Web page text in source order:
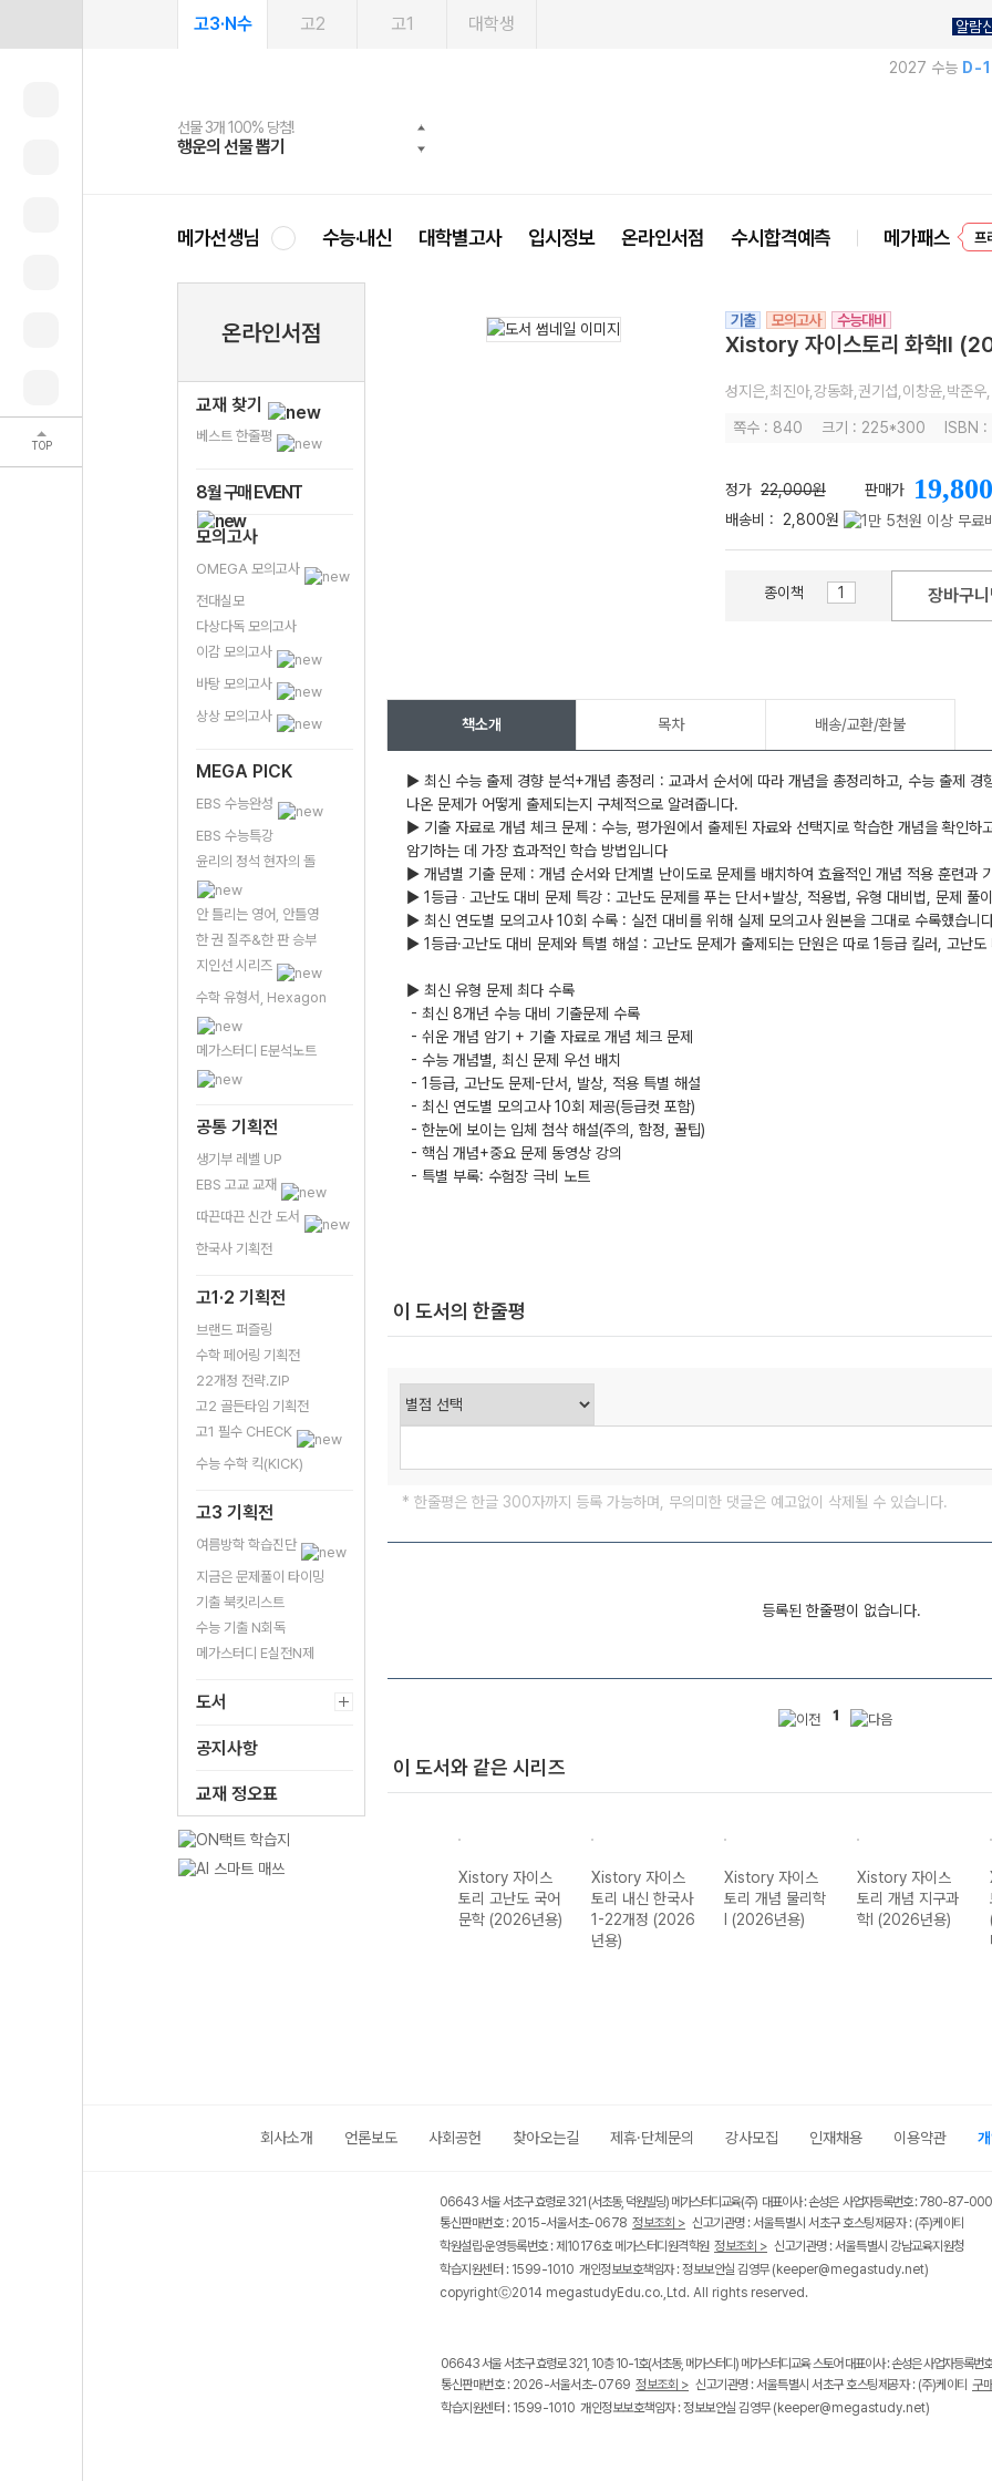
TOP
고3·N수 고2 고1 대학생 알람
2027 수능 D-
선물 3개 100% 당첨!
행운의 선물 뽑기
선물 100% 증정!
메가스터디 X 올리브
여름방학 스터디 캐시백
메가런 썸머스쿨
2027 러셀 단과
강사 공개선발
스마트러닝앱
설문 EVENT
메가패스
3일 무료 체험권
메가패스 수강생 무료혜택!
메가클럽 멤버십
사회공헌 캠페인
희망이룸 메가나눔
메가선생님 수능·내신 대학별고사 입시정보 온라인서점 수시합격예측 메가패스
온라인서점
교재 찾기
베스트 한줄평
8월 구매 EVENT
모의고사
OMEGA 모의고사
전대실모
다상다독 모의고사
이감 모의고사
바탕 모의고사
상상 모의고사
MEGA PICK
EBS 수능완성
EBS 수능특강
윤리의 정석 현자의 돌
안 틀리는 영어, 안틀영
한 권 질주&한 판 승부
지인선 시리즈
수학 유형서, Hexagon
메가스터디 E분석노트
공통 기획전
생기부 레벨 UP
EBS 고교 교재
따끈따끈 신간 도서
한국사 기획전
고1·2 기획전
브랜드 퍼즐링
수학 페어링 기획전
22개정 전략.ZIP
고2 골든타임 기획전
고1 필수 CHECK
수능 수학 킥(KICK)
고3 기획전
여름방학 학습진단
지금은 문제풀이 타이밍
기출 북킷리스트
수능 기출 N회독
메가스터디 E실전N제
도서
공지사항
교재 정오표
기출 모의고사 수능대비
Xistory 자이스토리 화학II
성지은,최진아,강동화,권기섭,이창윤,박준
쪽수 : 840 크기 : 225*300 ISBN
정가 22,000원 판매가 19,800
배송비 : 2,800원
종이책 장바구
책소개 목차 배송/교환/환불
▶ 최신 수능 출제 경향 분석+개념 총정리 : 교과서 순서에 따라 개념을 총정리하고, 수능 출제
나온 문제가 어떻게 출제되는지 구체적으로 알려줍니다.
▶ 기출 자료로 개념 체크 문제 : 수능, 평가원에서 출제된 자료와 선택지로 학습한 개념을 확인하
암기하는 데 가장 효과적인 학습 방법입니다
▶ 개념별 기출 문제 : 개념 순서와 단계별 난이도로 문제를 배치하여 효율적인 개념 적용 훈련과
▶ 1등급 ‧ 고난도 대비 문제 특강 : 고난도 문제를 푸는 단서+발상, 적용법, 유형 대비법, 문제 풀
▶ 최신 연도별 모의고사 10회 수록 : 실전 대비를 위해 실제 모의고사 원본을 그대로 수록했습니
▶ 1등급·고난도 대비 문제와 특별 해설 : 고난도 문제가 출제되는 단원은 따로 1등급 킬러, 고난
▶ 최신 유형 문제 최다 수록
- 최신 8개년 수능 대비 기출문제 수록
- 쉬운 개념 암기 + 기출 자료로 개념 체크 문제
- 수능 개념별, 최신 문제 우선 배치
- 1등급, 고난도 문제-단서, 발상, 적용 특별 해설
- 최신 연도별 모의고사 10회 제공(등급컷 포함)
- 한눈에 보이는 입체 첨삭 해설(주의, 함정, 꿀팁)
- 핵심 개념+중요 문제 동영상 강의
- 특별 부록: 수험장 극비 노트
이 도서의 한줄평
* 한줄평은 한글 300자까지 등록 가능하며, 무의미한 댓글은 예고없이 삭제될 수 있습니다.
등록된 한줄평이 없습니다.
1
이 도서와 같은 시리즈
Xistory 자이스
Xistory 자이스
토리 고난도 국어
문학 (2026년용)
Xistory 자이스
토리 내신 한국사
1-22개정 (2026
년용)
Xistory 자이스
토리 개념 물리학
I (2026년용)
Xistory 자이스
토리 개념 지구과
학I (2026년용)
회사소개 언론보도 사회공헌 찾아오는길 제휴·단체문의 강사모집 인재채용 이용약관
06643 서울 서초구 효령로 321 (서초동, 덕원빌딩) 메가스터디교육(주) 대표이사 : 손성은 사업자등록번호 : 780-87-
통신판매번호 : 2015-서울서초-0678 정보조회 > 신고기관명 : 서울특별시 서초구 호스팅제공자 : (주)케이티
학원설립·운영등록번호 : 제10176호 메가스터디원격학원 정보조회 > 신고기관명 : 서울특별시 강남교육지원청
학습지원센터 : 1599-1010 개인정보보호책임자 : 정보보안실 김영무(keeper@megastudy.net)
copyrightⓒ2014 megastudyEdu.co.,Ltd. All rights reserved.
06643 서울 서초구 효령로 321, 10층 10-1호(서초동, 메가스터디) 메가스터디교육 스토어 대표이사 : 손성은 사업자등
통신판매번호 : 2026-서울서초-0769 정보조회 > 신고기관명 : 서울특별시 서초구 호스팅제공자 : (주)케이티 구
학습지원센터 : 1599-1010 개인정보보호책임자 : 정보보안실 김영무(keeper@megastudy.net)